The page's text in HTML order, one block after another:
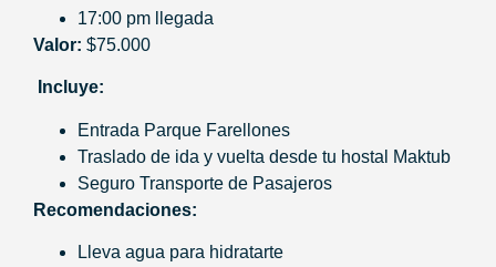
17:00 pm llegada
Valor: $75.000
Incluye:
Entrada Parque Farellones
Traslado de ida y vuelta desde tu hostal Maktub
Seguro Transporte de Pasajeros
Recomendaciones:
Lleva agua para hidratarte